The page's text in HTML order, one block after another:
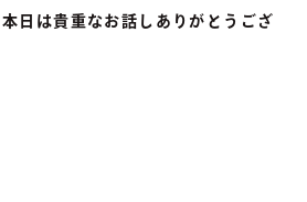
日は貴重なお話しありがとうござ